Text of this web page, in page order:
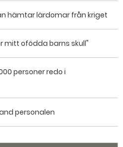
hämtar lärdomar från kriget
mitt ofödda barns skull"
personer redo i
personalen